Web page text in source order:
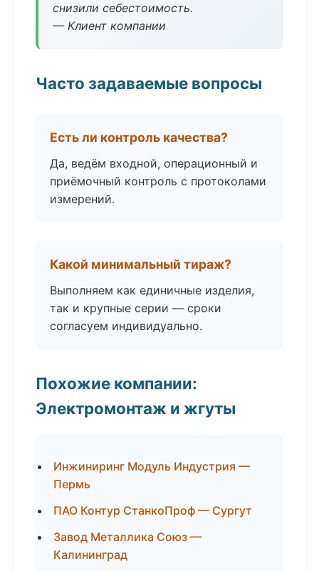
снизили себестоимость.
— Клиент компании
Часто задаваемые вопросы
Есть ли контроль качества?
Да, ведём входной, операционный и
приёмочный контроль с протоколами
измерений.
Какой минимальный тираж?
Выполняем как единичные изделия,
так и крупные серии — сроки
согласуем индивидуально.
Похожие компании:
Электромонтаж и жгуты
Инжиниринг Модуль Индустрия —
Пермь
ПАО Контур СтанкоПроф — Сургут
Завод Металлика Союз —
Калининград